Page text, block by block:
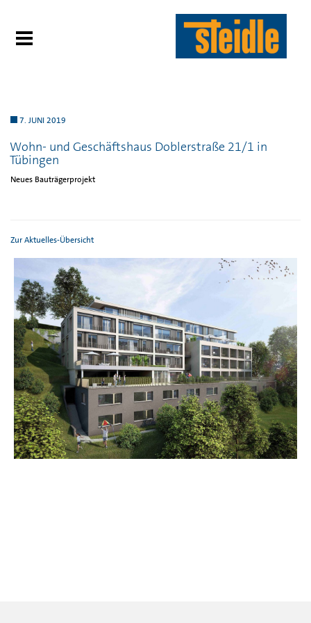
7. JUNI 2019
Wohn- und Geschäftshaus Doblerstraße 21/1 in
Tübingen
Neues Bauträgerprojekt
Zur Aktuelles-Übersicht